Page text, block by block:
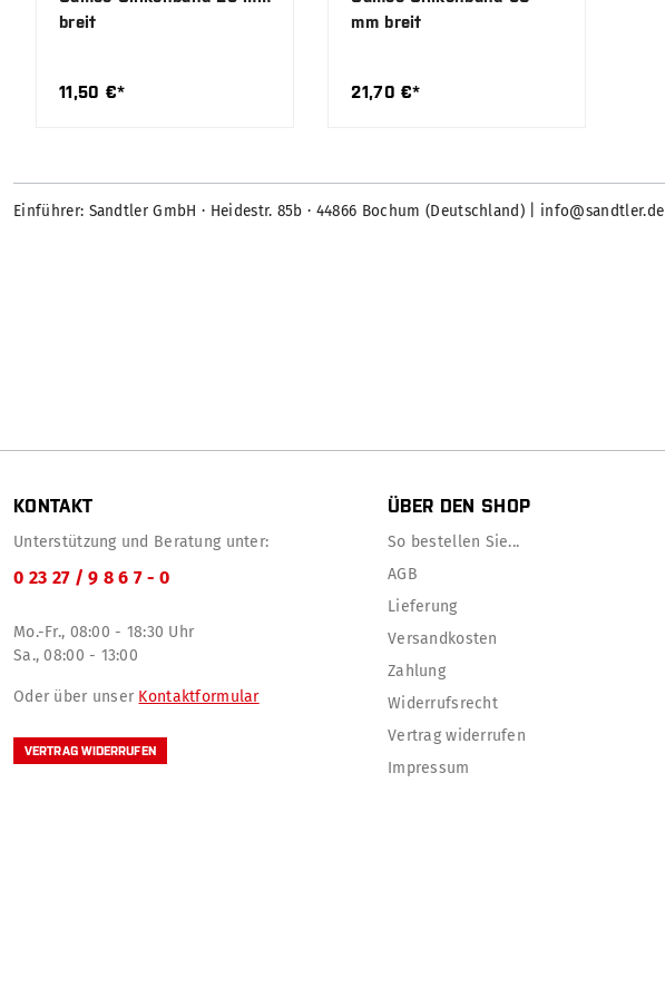
breit
11,50 €*
mm breit
21,70 €*
Einführer: Sandtler GmbH · Heidestr. 85b · 44866 Bochum (Deutschland) | info@sandtler.de
KONTAKT
Unterstützung und Beratung unter:
0 23 27 / 9 8 6 7 - 0
Mo.-Fr., 08:00 - 18:30 Uhr
Sa., 08:00 - 13:00
Oder über unser Kontaktformular
VERTRAG WIDERRUFEN
ÜBER DEN SHOP
So bestellen Sie...
AGB
Lieferung
Versandkosten
Zahlung
Widerrufsrecht
Vertrag widerrufen
Impressum